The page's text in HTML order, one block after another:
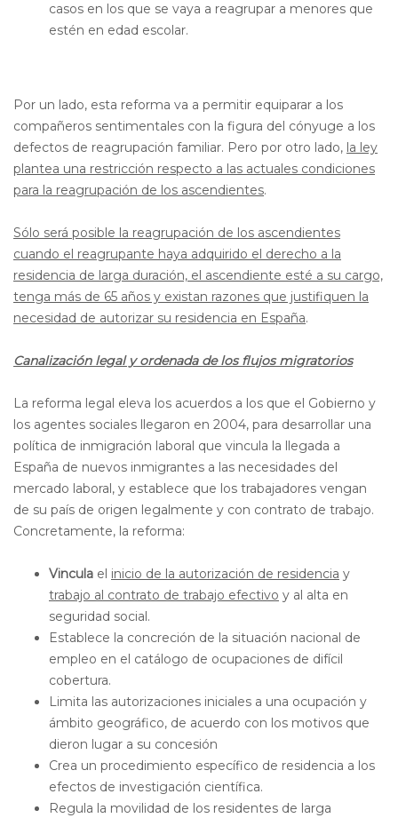
casos en los que se vaya a reagrupar a menores que
estén en edad escolar.
Por un lado, esta reforma va a permitir equiparar a los
compañeros sentimentales con la figura del cónyuge a los
defectos de reagrupación familiar. Pero por otro lado, la ley
plantea una restricción respecto a las actuales condiciones
para la reagrupación de los ascendientes.
Sólo será posible la reagrupación de los ascendientes
cuando el reagrupante haya adquirido el derecho a la
residencia de larga duración, el ascendiente esté a su cargo,
tenga más de 65 años y existan razones que justifiquen la
necesidad de autorizar su residencia en España.
Canalización legal y ordenada de los flujos migratorios
La reforma legal eleva los acuerdos a los que el Gobierno y
los agentes sociales llegaron en 2004, para desarrollar una
política de inmigración laboral que vincula la llegada a
España de nuevos inmigrantes a las necesidades del
mercado laboral, y establece que los trabajadores vengan
de su país de origen legalmente y con contrato de trabajo.
Concretamente, la reforma:
Vincula el inicio de la autorización de residencia y
trabajo al contrato de trabajo efectivo y al alta en
seguridad social.
Establece la concreción de la situación nacional de
empleo en el catálogo de ocupaciones de difícil
cobertura.
Limita las autorizaciones iniciales a una ocupación y
ámbito geográfico, de acuerdo con los motivos que
dieron lugar a su concesión
Crea un procedimiento específico de residencia a los
efectos de investigación científica.
Regula la movilidad de los residentes de larga